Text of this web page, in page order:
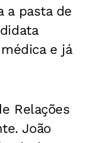
a pasta de
e já
Relações
João